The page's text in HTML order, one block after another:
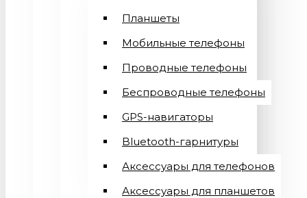
Планшеты
Мобильные телефоны
Проводные телефоны
Беспроводные телефоны
GPS-навигаторы
Bluetooth-гарнитуры
Аксессуары для телефонов
Аксессуары для планшетов